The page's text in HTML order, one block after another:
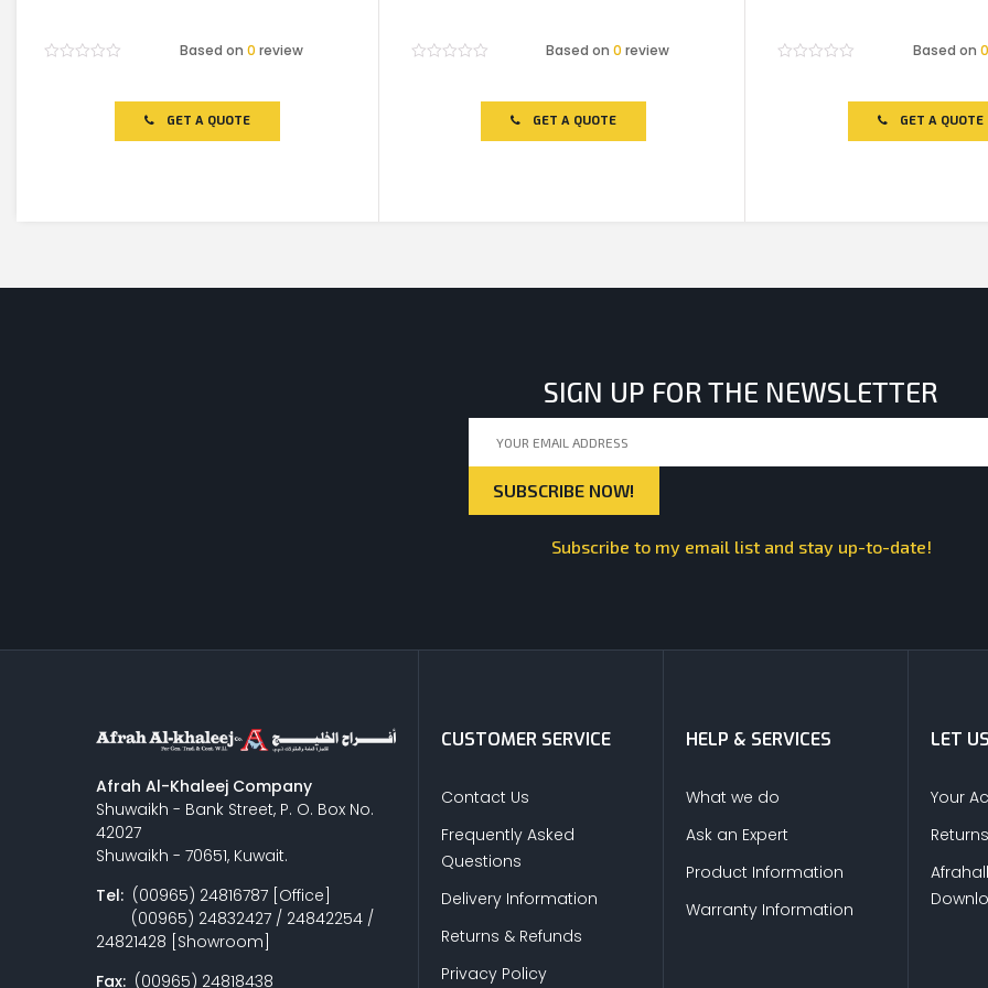
Based on 0 review
GET A QUOTE
Based on0 review
GET A QUOTE
Based on 0
GET A QUOTE
SIGN UP FOR THE NEWSLETTER
Subscribe to my email list and stay up-to-date!
Afrah Al-Khaleej Company
Shuwaikh - Bank Street, P. O. Box No.
42027
Shuwaikh - 70651, Kuwait.
Tel: (00965) 24816787 [Office]
(00965) 24832427 / 24842254 /
24821428 [Showroom]
Fax: (00965) 24818438
CUSTOMER SERVICE
Contact Us
Frequently Asked
Questions
Delivery Information
Returns & Refunds
Privacy Policy
HELP & SERVICES
What we do
Ask an Expert
Product Information
Warranty Information
LET
Your